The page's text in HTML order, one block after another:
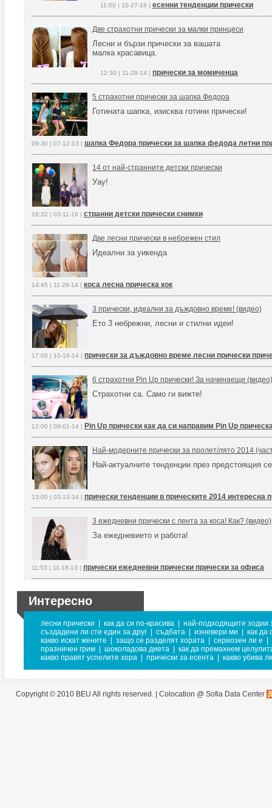
11:00 | 10-27-16 | есенни тенденции прически
Две страхотни прически за малки принцеси
Лесни и бързи прически за вашата
малка красавица.
12:30 | 11-28-14 | прически за момиченца
5 страхотни прически за шапка Федора
Готината шапка, изисква готини прически!
09:30 | 07-12-13 | шапка Федора прически за шапка федода летни
14 от най-странните детски прически
Уау!
16:32 | 03-11-16 | странни детски прически снимки
Две лесни прически в небрежен стил
Идеални за уикенда
14:45 | 11-29-14 | коса лесна прическа кок
3 прически, идеални за дъждовно време! (видео)
Ето 3 небрежни, лесни и стилни идеи!
17:00 | 10-16-14 | прически за дъждовно време лесни прически
6 страхотни Pin Up прически! За начинаещи (видео)
Страхотни са. Само ги вижте!
12:00 | 09-01-14 | Pin Up прически как да си направим Pin Up
Най-модерните прически за пролет/лято 2014
Най-актуалните тенденции през предстоящия
13:00 | 03-13-14 | прически тенденции в прическите 2014 интересна
3 ежедневни прически с лента за коса! Как? (видео)
За ежедневието и работа!
11:53 | 11-18-13 | прически ежедневни прически прически за офиса
Интересно
лесни прически как да си по-красива
най-подходящите зодии
създадени ли сте един за друг
съдбата изневери ми
как да
какво искат жените
защо се разделят хората сериозен ли е
празничен грим
шоколадова диета
как да премахнем
какво правят успелите хора
прически за есента какво убива
Copyright © 2010 BEU All rights reserved. | Colocation @ Sofia Data Center